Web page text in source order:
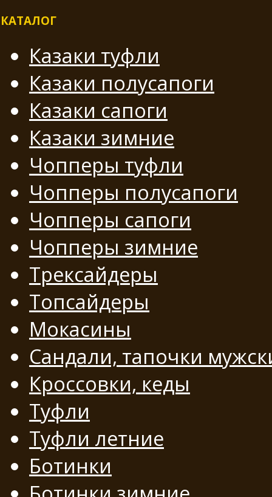
КАТАЛОГ
Казаки туфли
Казаки полусапоги
Казаки сапоги
Казаки зимние
Чопперы туфли
Чопперы полусапоги
Чопперы сапоги
Чопперы зимние
Трексайдеры
Топсайдеры
Мокасины
Сандали, тапочки
Кроссовки, кеды
Туфли
Туфли летние
Ботинки